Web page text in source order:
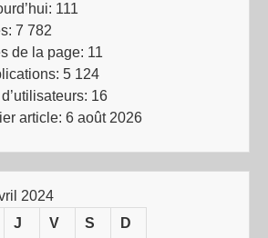
111
7 782
de la page: 11
5 124
16
article: 6 août 2026
2024
J V S D